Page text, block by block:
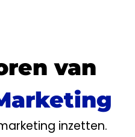
van
inzetten.